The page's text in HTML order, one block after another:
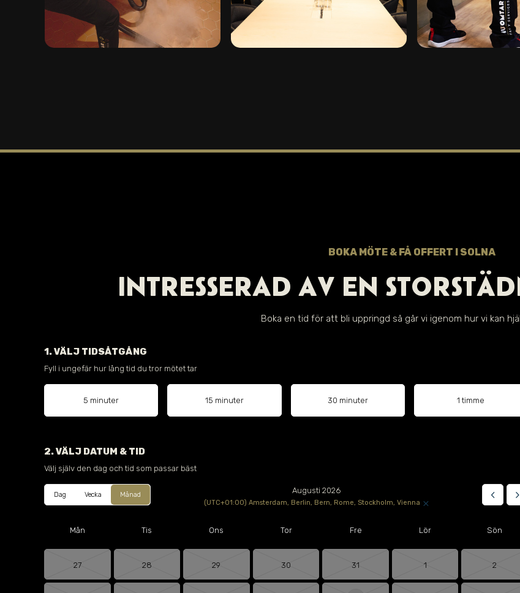
BOKA MÖTE & FÅ OFFERT I SOLNA
INTRESSERAD AV EN
Boka en tid för att bli uppringd så går vi igenom hur vi kan
1. VÄLJ TIDSÅTGÅNG
Fyll i ungefär hur lång tid du tror mötet tar
5 minuter 15 minuter 30 minuter 1 timme
2. VÄLJ DATUM & TID
Välj själv den dag och tid som passar bäst
Dag Vecka Månad Augusti 2026
(UTC+01:00) Amsterdam, Berlin, Bern, Rome, Stockholm, Vienna ×
keyboard_arrow_left keyboard_arrow_right
Mån Tis Ons Tor Fre Lör Sön
27 28 29 30 31 1 2